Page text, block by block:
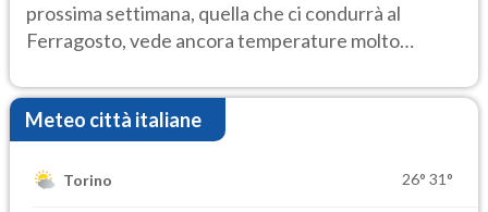
prossima settimana, quella che ci condurrà al
Ferragosto, vede ancora temperature molto
Meteo città italiane
Torino 26° 31°